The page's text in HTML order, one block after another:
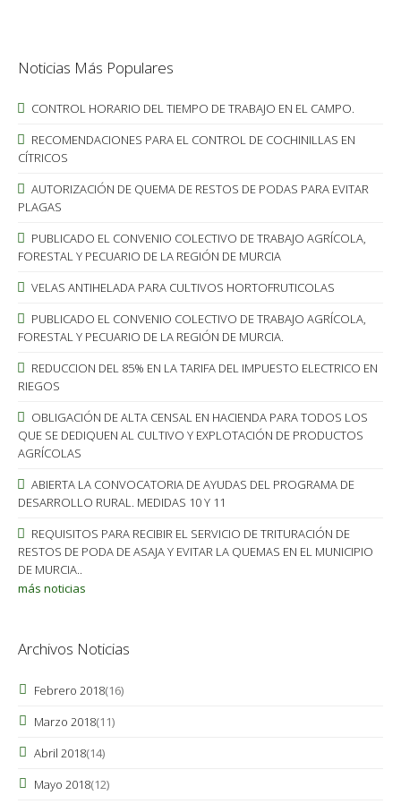
Noticias Más Populares
CONTROL HORARIO DEL TIEMPO DE TRABAJO EN EL CAMPO.
RECOMENDACIONES PARA EL CONTROL DE COCHINILLAS EN
CÍTRICOS
AUTORIZACIÓN DE QUEMA DE RESTOS DE PODAS PARA EVITAR
PLAGAS
PUBLICADO EL CONVENIO COLECTIVO DE TRABAJO AGRÍCOLA,
FORESTAL Y PECUARIO DE LA REGIÓN DE MURCIA
VELAS ANTIHELADA PARA CULTIVOS HORTOFRUTICOLAS
PUBLICADO EL CONVENIO COLECTIVO DE TRABAJO AGRÍCOLA,
FORESTAL Y PECUARIO DE LA REGIÓN DE MURCIA.
REDUCCION DEL 85% EN LA TARIFA DEL IMPUESTO ELECTRICO EN
RIEGOS
OBLIGACIÓN DE ALTA CENSAL EN HACIENDA PARA TODOS LOS
QUE SE DEDIQUEN AL CULTIVO Y EXPLOTACIÓN DE PRODUCTOS
AGRÍCOLAS
ABIERTA LA CONVOCATORIA DE AYUDAS DEL PROGRAMA DE
DESARROLLO RURAL. MEDIDAS 10 Y 11
REQUISITOS PARA RECIBIR EL SERVICIO DE TRITURACIÓN DE
RESTOS DE PODA DE ASAJA Y EVITAR LA QUEMAS EN EL MUNICIPIO
DE MURCIA..
más noticias
Archivos Noticias
Febrero 2018(16)
Marzo 2018(11)
Abril 2018(14)
Mayo 2018(12)